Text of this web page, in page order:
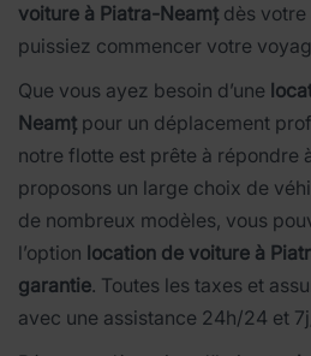
voiture à Piatra-Neamț dès
puissiez commencer votre
Que vous ayez besoin d’une
Neamț pour un déplacement
notre flotte est prête à répondre
proposons un large choix de
de nombreux modèles, vous
l’option location de voiture à
garantie. Toutes les taxes et
avec une assistance 24h/24 et